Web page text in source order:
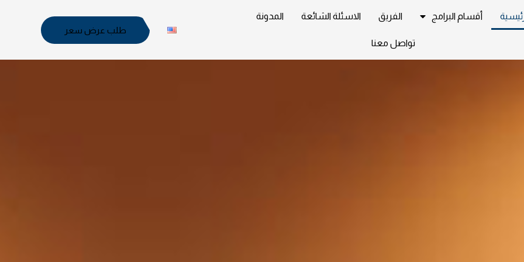
أقسام البرامج الفريق الاسئلة الشائعة المدونة
تواصل معنا
طلب عرض سعر